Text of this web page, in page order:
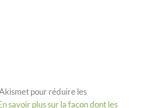
pour réduire les
savoir plus sur la façon dont les